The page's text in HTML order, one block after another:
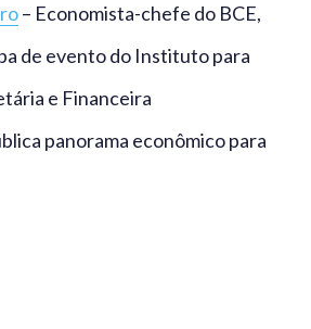
– Economista-chefe do BCE,
de evento do Instituto para
e Financeira
panorama econômico para